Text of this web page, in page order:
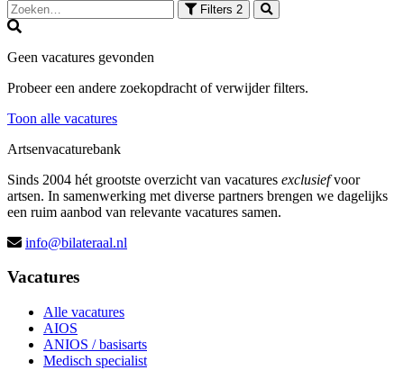
Filters 2
Geen vacatures gevonden
Probeer een andere zoekopdracht of verwijder filters.
Toon alle vacatures
Artsenvacaturebank
Sinds 2004 hét grootste overzicht van vacatures exclusiefvoor
artsen. In samenwerking met diverse partners brengen we dagelijks
een ruim aanbod van relevante vacatures samen.
info@bilateraal.nl
Vacatures
Alle vacatures
AIOS
ANIOS / basisarts
Medisch specialist